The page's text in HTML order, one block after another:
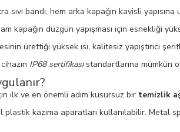
bandı, hem arka kapağın kavisli
kapağın düzgün yapışması için esnekliği
ürettiği yüksek ısı, kalitesiz yapıştırıcı
IP68 sertifikasıstandartlarına mümkün
ilk ve en önemli adım kusursuz bir temizlik
kazıma aparatları kullanılabilir.